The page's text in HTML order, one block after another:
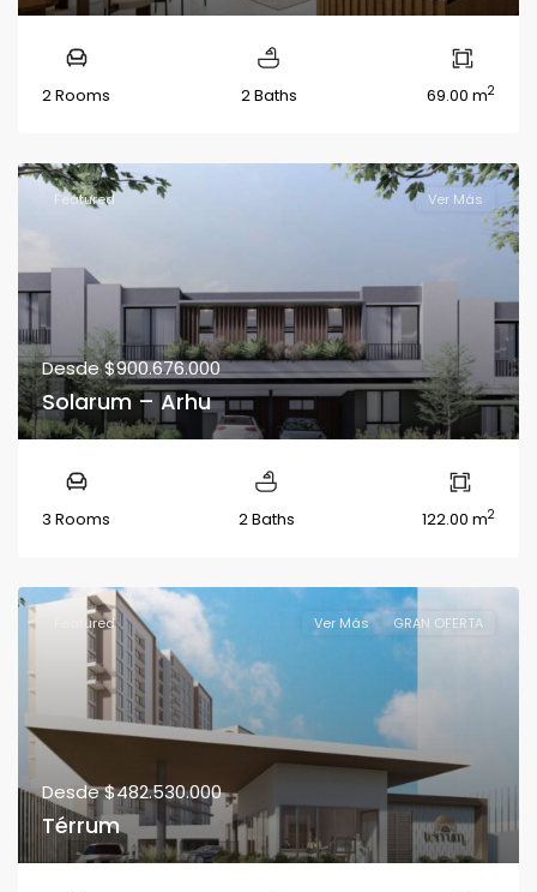
2 Rooms 2 Baths 69.00 m2
Featured Ver Más
Desde$900.676.000
Solarum – Arhu
3 Rooms 2 Baths 122.00 m2
Featured Ver Más GRAN OFERTA
Desde$482.530.000
Térrum